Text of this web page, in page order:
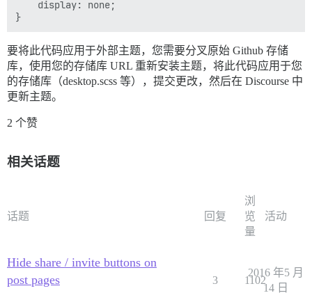
要将此代码应用于外部主题，您需要分叉原始 Github 存储
库，使用您的存储库 URL 重新安装主题，将此代码应用于您
的存储库（desktop.scss 等），提交更改，然后在 Discourse 中
更新主题。
2 个赞
相关话题
话题 回复
浏
览
量
活动
Hide share / invite buttons on
post pages
3 1102
2016 年5 月
14 日